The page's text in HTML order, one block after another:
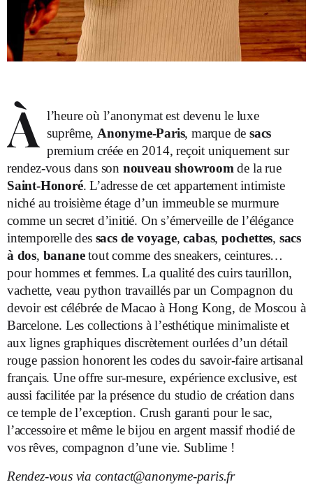
À l’heure où l’anonymat est devenu le luxe
suprême, Anonyme-Paris, marque desacs
premium créée en 2014, reçoit uniquement sur
rendez-vous dans son nouveau showroom de la rue
Saint-Honoré. L’adresse de cet appartement intimiste
niché au troisième étage d’un immeuble se murmure
comme un secret d’initié. On s’émerveille de l’élégance
intemporelle des sacs de voyage,cabas,pochettes, sacs
à dos, bananetout comme des sneakers, ceintures…
pour hommes et femmes. La qualité des cuirs taurillon,
vachette, veau python travaillés par un Compagnon du
devoir est célébrée de Macao à Hong Kong, de Moscou à
Barcelone. Les collections à l’esthétique minimaliste et
aux lignes graphiques discrètement ourlées d’un détail
rouge passion honorent les codes du savoir-faire artisanal
français. Une offre sur-mesure, expérience exclusive, est
aussi facilitée par la présence du studio de création dans
ce temple de l’exception. Crush garanti pour le sac,
l’accessoire et même le bijou en argent massif rhodié de
vos rêves, compagnon d’une vie. Sublime !
Rendez-vous via contact@anonyme-paris.fr